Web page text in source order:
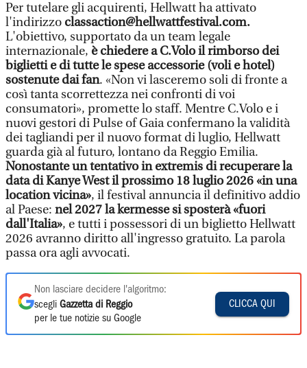
Per tutelare gli acquirenti, Hellwatt ha attivato
l'indirizzo classaction@hellwattfestival.com.
L'obiettivo, supportato da un team legale
internazionale, è chiedere a C.Volo il rimborso dei
biglietti e di tutte le spese accessorie (voli e hotel)
sostenute dai fan. «Non vi lasceremo soli di fronte a
così tanta scorrettezza nei confronti di voi
consumatori», promette lo staff. Mentre C.Volo e i
nuovi gestori di Pulse of Gaia confermano la validità
dei tagliandi per il nuovo format di luglio, Hellwatt
guarda già al futuro, lontano da Reggio Emilia.
Nonostante un tentativo in extremis di recuperare la
data di Kanye West il prossimo 18 luglio 2026 «in una
location vicina», il festival annuncia il definitivo addio
al Paese: nel 2027 la kermesse si sposterà «fuori
dall'Italia», e tutti i possessori di un biglietto Hellwatt
2026 avranno diritto all'ingresso gratuito. La parola
passa ora agli avvocati.
Non lasciare decidere l'algoritmo:
scegli Gazzetta di Reggio
per le tue notizie su Google
CLICCA QUI